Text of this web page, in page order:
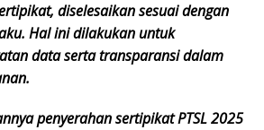
diselesaikan sesuai dengan
Hal ini dilakukan untuk
data serta transparansi dalam
penyerahan sertipikat PTSL 2025